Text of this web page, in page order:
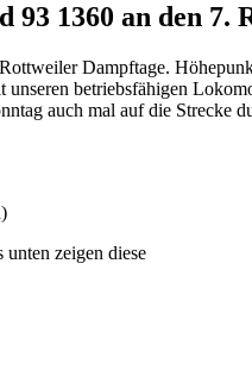
93 1360 an den
Dampftage.
betriebsfähigen
auch mal auf die
zeigen diese